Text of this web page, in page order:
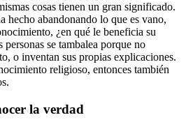
cosas tienen un gran significado.
hecho abandonando lo que es vano,
¿en qué le beneficia su
se tambalea porque no
o inventan sus propias explicaciones.
religioso, entonces también
la verdad